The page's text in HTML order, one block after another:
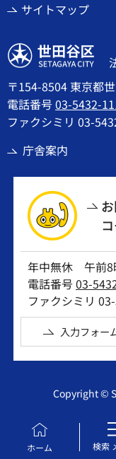
ホーム 検索
サイトマップ
世田谷区
〒154-8504 東京都
電話番号03-5432-
ファクシミリ 03-
庁舎案内
年中無休 午前8
電話番号03-
ファクシミリ
入力フォー
Copyright ©